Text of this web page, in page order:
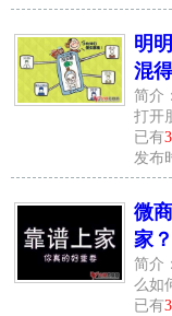
明
混
简介
打开
已有
发布
微
家？
简介
么如
已有